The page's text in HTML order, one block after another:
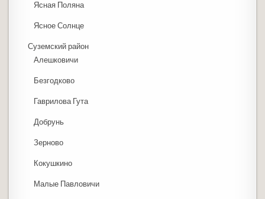
Ясная Поляна
Ясное Солнце
Суземский район
Алешковичи
Безгодково
Гаврилова Гута
Добрунь
Зерново
Кокушкино
Малые Павловичи